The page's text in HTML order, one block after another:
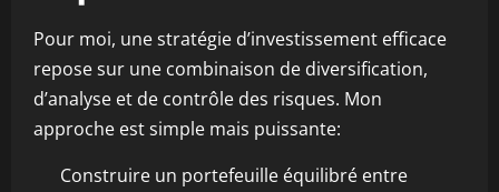
Pour moi, une stratégie d’investissement efficace
repose sur une combinaison de diversification,
d’analyse et de contrôle des risques. Mon
approche est simple mais puissante:
Construire un portefeuille équilibré entre